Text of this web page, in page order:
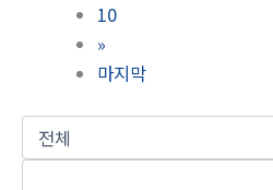
10
»
마지막